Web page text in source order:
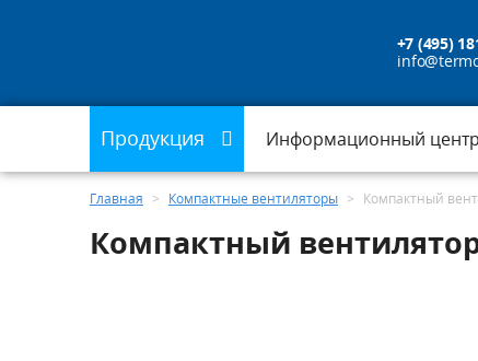
+7 (495)
Продукция Информационный центр
Главная > Компактные вентиляторы > Компактный
Компактный